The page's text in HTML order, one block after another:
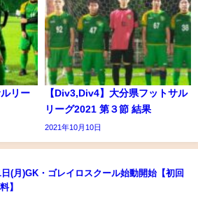
リー
【Div3,Div4】大分県フットサル
リーグ2021 第３節 結果
2021年10月10日
(月)GK・ゴレイロスクール始動開始【初回
】